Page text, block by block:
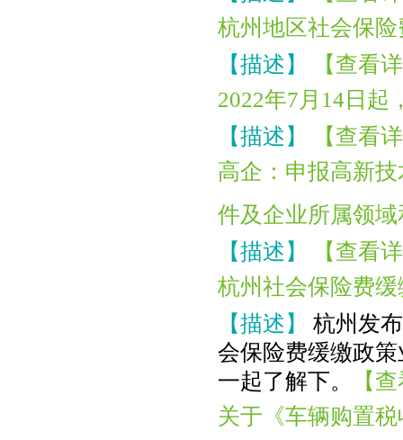
杭州地区社会保
【描述】
【查看
2022年7月14日起
【描述】
【查看
高企：申报高新
件及企业所属领
【描述】
【查看
杭州社会保险费
【描述】
杭州发
会保险费缓缴政
一起了解下。
【
关于《车辆购置